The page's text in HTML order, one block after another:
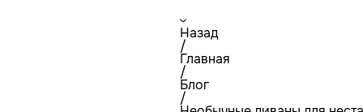
Назад
/
Главная
/
Блог
/